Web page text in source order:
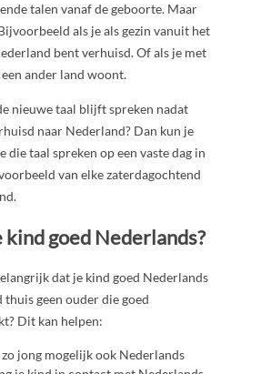
talen vanaf de geboorte. Maar
als je als gezin vanuit het
bent verhuisd. Of als je met
ander land woont.
nieuwe taal blijft spreken nadat
naar Nederland? Dan kun je
die taal spreken op een vaste dag in
van elke zaterdagochtend
goed Nederlands?
dat je kind goed Nederlands
geen ouder die goed
Dit kan helpen:
jong mogelijk ook Nederlands